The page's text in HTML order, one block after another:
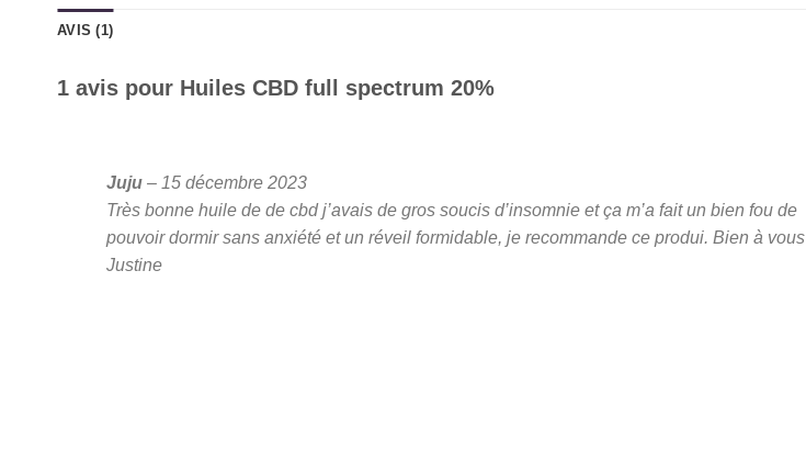
AVIS (1)
1 avis pour Huiles CBD full spectrum 20%
Note sur 5
Juju – 15 décembre 2023
Très bonne huile de de cbd j’avais de gros soucis d’insomnie et ça m’a fait un bien fou de
pouvoir dormir sans anxiété et un réveil formidable, je recommande ce produi. Bien à vous
Justine